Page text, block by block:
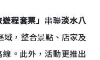
程套票」 串聯淡水八
域，整合景點、店家及
。此外，活動更推出